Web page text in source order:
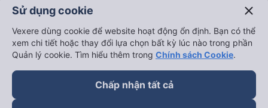
Sử dụng cookie close
Vexere dùng cookie để website hoạt động ổn định. Bạn có thể
xem chi tiết hoặc thay đổi lựa chọn bất kỳ lúc nào trong phần
Quản lý cookie. Tìm hiểu thêm trong Chính sách Cookie.
Chấp nhận tất cả